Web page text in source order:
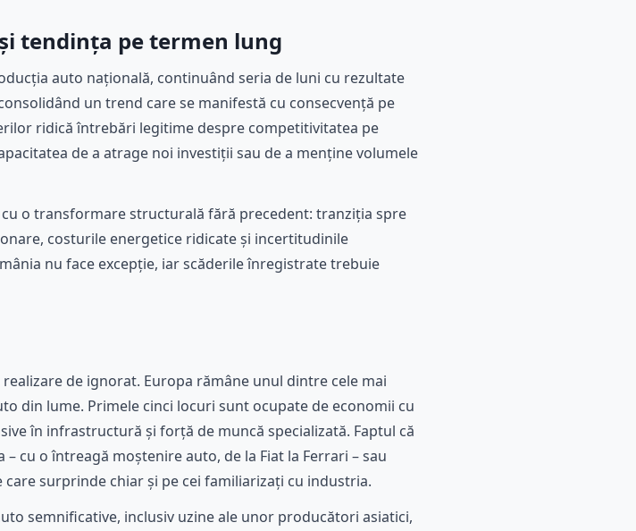
tendința pe termen lung
auto națională, continuând seria de luni cu rezultate
un trend care se manifestă cu consecvență pe
ridică întrebări legitime despre competitivitatea pe
de a atrage noi investiții sau de a menține volumele
o transformare structurală fără precedent: tranziția spre
costurile energetice ridicate și incertitudinile
nu face excepție, iar scăderile înregistrate trebuie
de ignorat. Europa rămâne unul dintre cele mai
din lume. Primele cinci locuri sunt ocupate de economii cu
în infrastructură și forță de muncă specializată. Faptul că
cu o întreagă moștenire auto, de la Fiat la Ferrari – sau
surprinde chiar și pe cei familiarizați cu industria.
semnificative, inclusiv uzine ale unor producători asiatici,